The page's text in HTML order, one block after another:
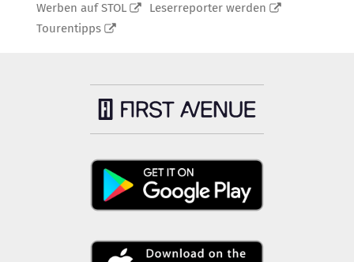
Werben auf STOL
Leserreporter werden
Tourentipps